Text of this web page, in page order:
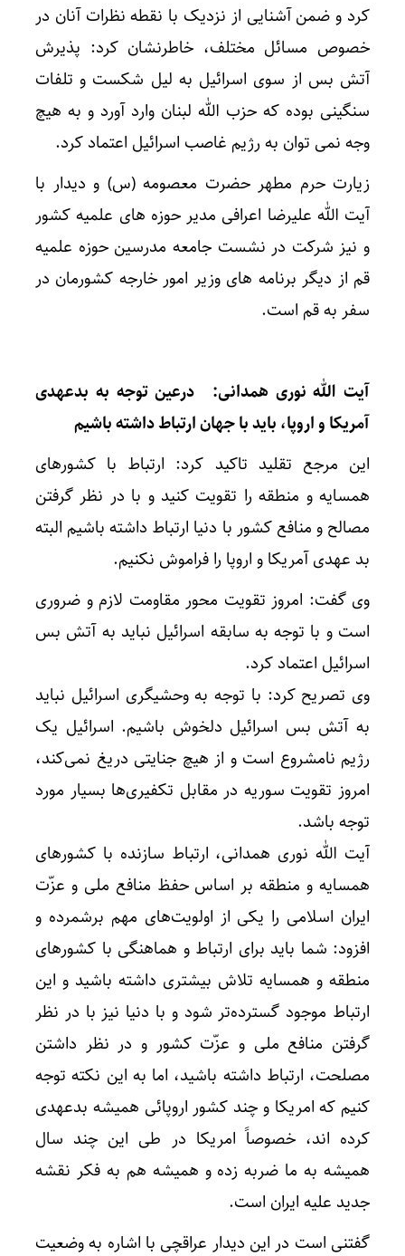
کرد و ضمن آشنایی از نزدیک با نقطه نظرات آنان در
خصوص مسائل مختلف، خاطرنشان کرد: پذیرش
آتش بس از سوی اسرائیل به لیل شکست و تلفات
سنگینی بوده که حزب الله لبنان وارد آورد و به هیچ
وجه نمی توان به رژیم غاصب اسرائیل اعتماد کرد.
زیارت حرم مطهر حضرت معصومه (س) و دیدار با
آیت الله علیرضا اعرافی مدیر حوزه های علمیه کشور
و نیز شرکت در نشست جامعه مدرسین حوزه علمیه
قم از دیگر برنامه های وزیر امور خارجه کشورمان در
سفر به قم است.
آیت الله نوری همدانی: درعین توجه به بدعهدی
آمریکا و اروپا، باید با جهان ارتباط داشته باشیم
این مرجع تقلید تاکید کرد: ارتباط با کشورهای
همسایه و منطقه را تقویت کنید و با در نظر گرفتن
مصالح و منافع کشور با دنیا ارتباط داشته باشیم البته
بد عهدی آمریکا و اروپا را فراموش نکنیم.
وی گفت: امروز تقویت محور مقاومت لازم و ضروری
است و با توجه به سابقه اسرائیل نباید به آتش بس
اسرائیل اعتماد کرد.
وی تصریح کرد: با توجه به وحشیگری اسرائیل نباید
به آتش بس اسرائیل دلخوش باشیم. اسرائیل یک
رژیم نامشروع است و از هیچ جنایتی دریغ نمی‌کند،
امروز تقویت سوریه در مقابل تکفیری‌ها بسیار مورد
توجه باشد.
آیت الله نوری همدانی، ارتباط سازنده با کشورهای
همسایه و منطقه بر اساس حفظ منافع ملی و عزّت
ایران اسلامی را یکی از اولویت‌های مهم برشمرده و
افزود: شما باید برای ارتباط و هماهنگی با کشورهای
منطقه و همسایه تلاش بیشتری داشته باشید و این
ارتباط موجود گسترده‌تر شود و با دنیا نیز با در نظر
گرفتن منافع ملی و عزّت کشور و در نظر داشتن
مصلحت، ارتباط داشته باشید، اما به این نکته توجه
کنیم که امریکا و چند کشور اروپائی همیشه بدعهدی
کرده اند، خصوصاً امریکا در طی این چند سال
همیشه به ما ضربه زده و همیشه هم به فکر نقشه
جدید علیه ایران است.
گفتنی است در این دیدار عراقچی با اشاره به وضعیت